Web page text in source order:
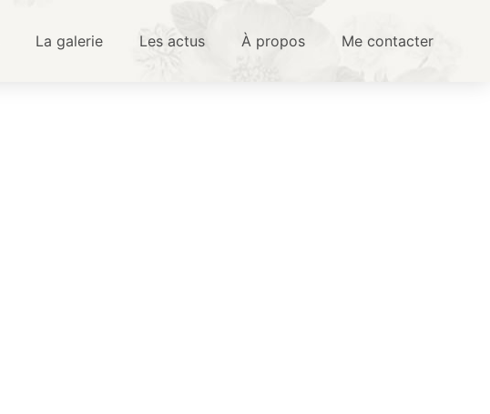
La galerie Les actus À propos Me contacter